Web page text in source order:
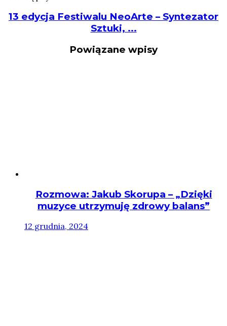
13 edycja Festiwalu NeoArte – Syntezator
Sztuki, ...
Powiązane wpisy
Rozmowa: Jakub Skorupa – „Dzięki
muzyce utrzymuję zdrowy balans”
12 grudnia, 2024